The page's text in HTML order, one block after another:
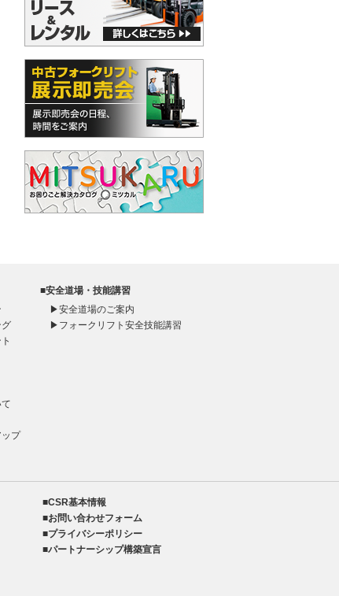
プ
■安全道場・技能講習
▶安全道場のご案内
▶ フォークリフト安全技能講習
■CSR基本情報
■お問い合わせフォーム
■プライバシーポリシー
■パートナーシップ構築宣言